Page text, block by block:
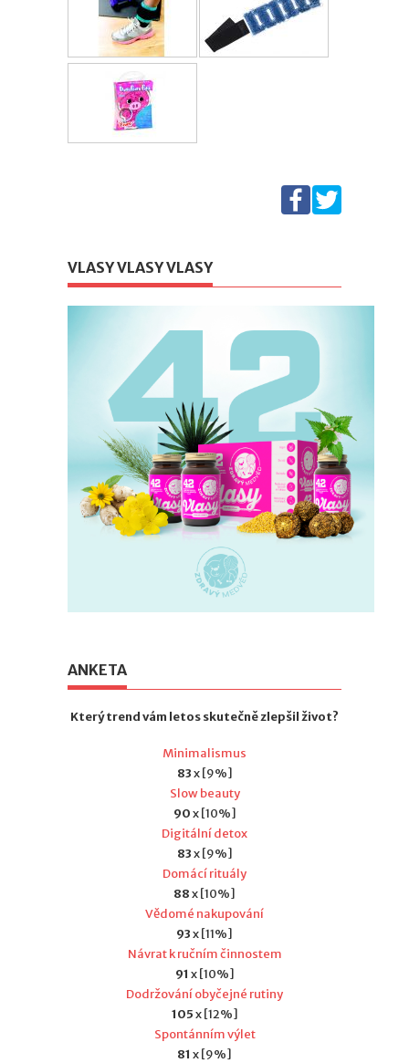
VLASY VLASY VLASY
ANKETA
Který trend vám letos skutečně zlepšil život?
Minimalismus
83x [9%]
Slow beauty
90x [10%]
Digitální detox
83x [9%]
Domácí rituály
88x [10%]
Vědomé nakupování
93x [11%]
Návrat k ručním činnostem
91 x [10%]
Dodržování obyčejné rutiny
105x [12%]
Spontánním výlet
81 x [9%]